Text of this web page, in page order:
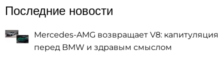
Последние новости
Mercedes-AMG возвращает V8: капитуляция
перед BMW и здравым смыслом